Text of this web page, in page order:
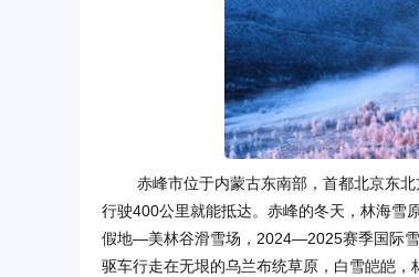
赤峰市位于内蒙古东南部，首都北京东
行驶400公里就能抵达。赤峰的冬天，林海雪
假地—美林谷滑雪场，2024—2025赛季国际雪
驱车行走在无垠的乌兰布统草原，白雪皑皑